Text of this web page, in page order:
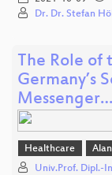
Dr. Dr. Stefan
The Role
Germany’s
Messenger…
Healthcare
Univ.Prof. Dipl.-